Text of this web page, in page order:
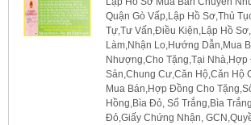
Quận Gò Vấp,Lập Hồ Sơ,Thủ
Tự,Tư Vấn,Điều Kiện,Lập Hồ
Làm,Nhận Lo,Hướng Dẫn,Mua
Nhượng,Cho Tặng,Tại
Sản,Chung Cư,Căn Hộ,Căn Hộ
Mua Bán,Hợp Đồng Cho
Hồng,Bìa Đỏ, Sổ Trắng,Bìa
Đỏ,Giấy Chứng Nhận,